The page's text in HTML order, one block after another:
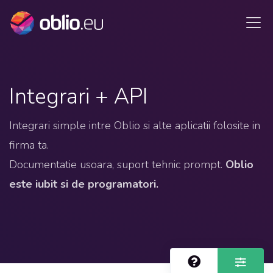
Integrari + API
Integrari simple intre Oblio si alte aplicatii folosite in
firma ta.
Documentatie usoara, suport tehnic prompt. Oblio
este iubit si de programatori.